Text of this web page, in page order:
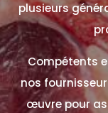
plusieurs
Compétents
nos
œuvre pour